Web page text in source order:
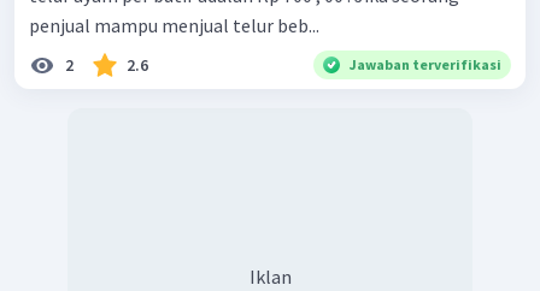
penjual mampu menjual telur beb...
2 2.6 Jawaban terverifikasi
Iklan